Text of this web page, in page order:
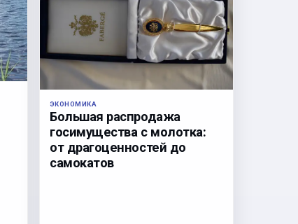
ЭКОНОМИКА
Большая распродажа
госимущества с молотка:
от драгоценностей до
самокатов